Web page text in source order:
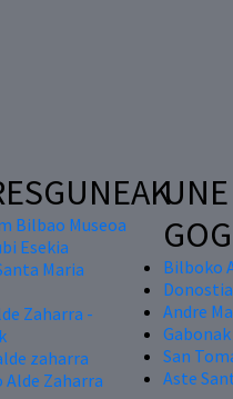
Bilbao Museoa
Esekia
Maria
Zaharra -
zaharra
Zaharra
UNE
Bilboko
Andre
San
Aste